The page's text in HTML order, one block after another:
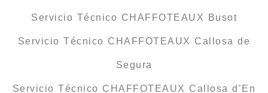
Servicio Técnico CHAFFOTEAUX Busot
Servicio Técnico CHAFFOTEAUX Callosa de
Segura
Servicio Técnico CHAFFOTEAUX Callosa d’En